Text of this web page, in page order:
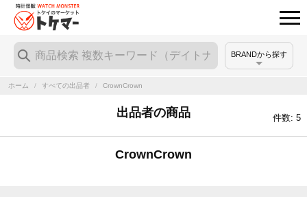
BRANDから探す
ホーム / すべての出品者 / CrownCrown
出品者の商品 件数: 5
CrownCrown